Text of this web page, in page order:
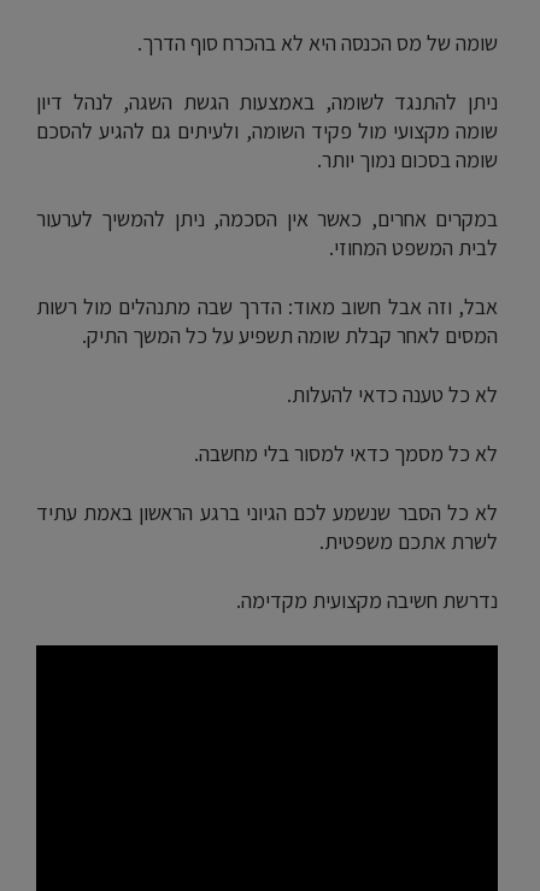
שומה של מס הכנסה היא לא בהכרח סוף הדרך.
ניתן להתנגד לשומה, באמצעות הגשת השגה, לנהל דיון
שומה מקצועי מול פקיד השומה, ולעיתים גם להגיע להסכם
שומה בסכום נמוך יותר.
במקרים אחרים, כאשר אין הסכמה, ניתן להמשיך לערעור
לבית המשפט המחוזי.
אבל, וזה אבל חשוב מאוד: הדרך שבה מתנהלים מול רשות
המסים לאחר קבלת שומה תשפיע על כל המשך התיק.
לא כל טענה כדאי להעלות.
לא כל מסמך כדאי למסור בלי מחשבה.
לא כל הסבר שנשמע לכם הגיוני ברגע הראשון באמת עתיד
לשרת אתכם משפטית.
נדרשת חשיבה מקצועית מקדימה.